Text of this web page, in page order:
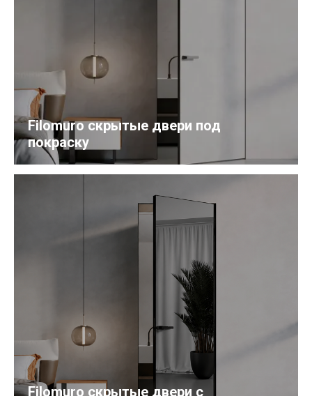
Filomuro скрытые двери под
покраску
Filomuro скрытые двери с